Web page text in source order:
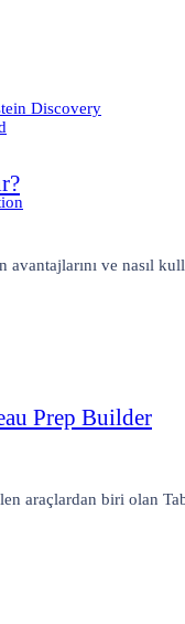
Discovery
ve nasıl
Prep Builder
araçlardan biri olan